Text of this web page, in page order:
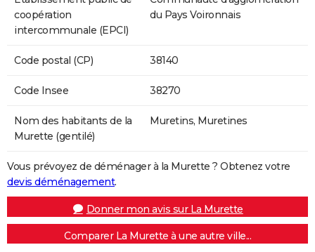
coopération
intercommunale (EPCI)
du Pays Voironnais
Code postal (CP) 38140
Code Insee 38270
Nom des habitants de la
Murette (gentilé)
Muretins, Muretines
Vous prévoyez de déménager à la Murette ? Obtenez votre
devis déménagement.
Donner mon avis sur La Murette
Comparer La Murette à une autre ville...